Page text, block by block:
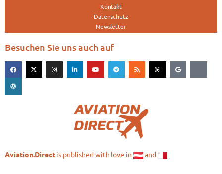
Kontakt
Datenschutz
Newsletter
Besuchen Sie uns auch auf
Aviation.Direct is published with love in and